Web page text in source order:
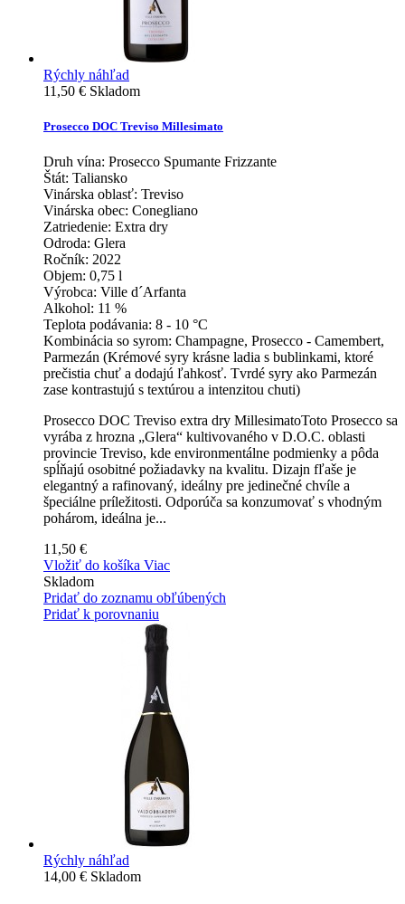
Rýchly náhľad
11,50 € Skladom
Prosecco DOC Treviso Millesimato
Druh vína: Prosecco Spumante Frizzante
Štát: Taliansko
Vinárska oblasť: Treviso
Vinárska obec: Conegliano
Zatriedenie: Extra dry
Odroda: Glera
Ročník: 2022
Objem: 0,75 l
Výrobca: Ville d´Arfanta
Alkohol: 11 %
Teplota podávania: 8 - 10 °C
Kombinácia so syrom: Champagne, Prosecco - Camembert,
Parmezán (Krémové syry krásne ladia s bublinkami, ktoré
prečistia chuť a dodajú ľahkosť. Tvrdé syry ako Parmezán
zase kontrastujú s textúrou a intenzitou chuti)
Prosecco DOC Treviso extra dry MillesimatoToto Prosecco sa
vyrába z hrozna „Glera“ kultivovaného v D.O.C. oblasti
provincie Treviso, kde environmentálne podmienky a pôda
spĺňajú osobitné požiadavky na kvalitu. Dizajn fľaše je
elegantný a rafinovaný, ideálny pre jedinečné chvíle a
špeciálne príležitosti. Odporúča sa konzumovať s vhodným
pohárom, ideálna je...
11,50 €
Vložiť do košíka Viac
Skladom
Pridať do zoznamu obľúbených
Pridať k porovnaniu
Rýchly náhľad
14,00 € Skladom